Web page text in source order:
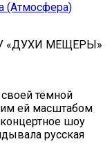
(Атмосфера)
«ДУХИ МЕЩЕРЫ»
тёмной
ей масштабом
шоу
русская